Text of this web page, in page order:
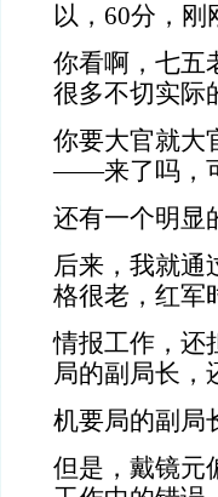
以，60分，刚
你看啊，七五
很多不切实际
你要大官就
——来了吗，
还有一个明显
后来，我就通
格很老，红军
情报工作，还
局的副局长，
机要局的副局
但是，戴镜元